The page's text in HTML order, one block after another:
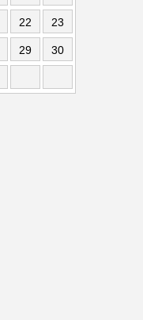
22 23
29 30